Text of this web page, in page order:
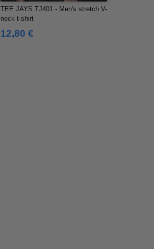
TEE JAYS TJ401 - Men's stretch V-
neck t-shirt
12,80 €